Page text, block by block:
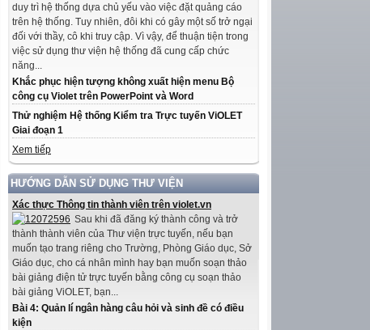
duy trì hệ thống dựa chủ yếu vào việc đặt quảng cáo
trên hệ thống. Tuy nhiên, đôi khi có gây một số trở ngại
đối với thầy, cô khi truy cập. Vì vậy, để thuận tiện trong
việc sử dụng thư viện hệ thống đã cung cấp chức
năng...
Khắc phục hiện tượng không xuất hiện menu Bộ
công cụ Violet trên PowerPoint và Word
Thử nghiệm Hệ thống Kiểm tra Trực tuyến ViOLET
Giai đoạn 1
Xem tiếp
HƯỚNG DẪN SỬ DỤNG THƯ VIỆN
Xác thực Thông tin thành viên trên violet.vn
Sau khi đã đăng ký thành công và trở
thành thành viên của Thư viện trực tuyến, nếu bạn
muốn tạo trang riêng cho Trường, Phòng Giáo dục, Sở
Giáo dục, cho cá nhân mình hay bạn muốn soạn thảo
bài giảng điện tử trực tuyến bằng công cụ soạn thảo
bài giảng ViOLET, bạn...
Bài 4: Quản lí ngân hàng câu hỏi và sinh đề có điều
kiện